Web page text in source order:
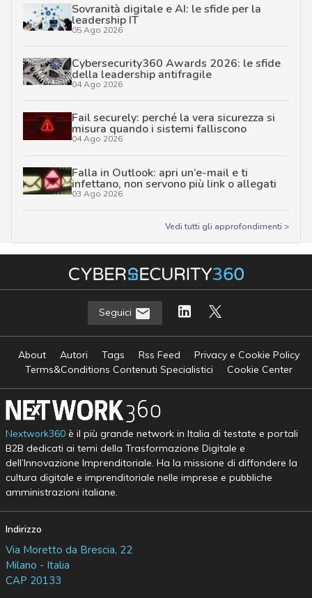
Sovranità digitale e AI: le sfide per la
leadership IT
05 Ago 2026
Cybersecurity360 Awards 2026: le sfide
della leadership antifragile
04 Ago 2026
Fail securely: perché la vera sicurezza si
misura quando i sistemi falliscono
04 Ago 2026
Falla in Outlook: apri un’e-mail e ti
infettano, non servono più link o allegati
03 Ago 2026
Vedi tutti gli approfondimenti >
Seguici
About Autori Tags Rss Feed
Privacy e Cookie Policy
Terms&Conditions Contenuti Specialistici
Cookie Center
Nextwork360è il più grande network in Italia di testate e portali
B2B dedicati ai temi della Trasformazione Digitale e
dell’Innovazione Imprenditoriale. Ha la missione di diffondere la
cultura digitale e imprenditoriale nelle imprese e pubbliche
amministrazioni italiane.
Indirizzo
Via Moretto da Brescia, 22
Milano - Italia
CAP 20133